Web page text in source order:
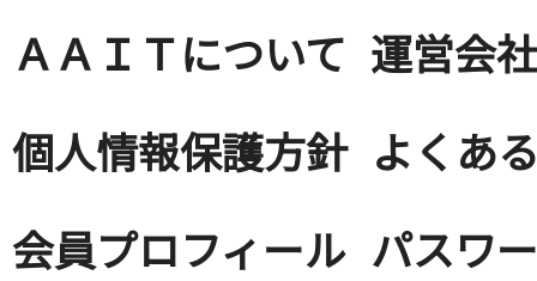
ＡＡＩＴについて 運営会社
個人情報保護方針 よくあ
会員プロフィール パスワ